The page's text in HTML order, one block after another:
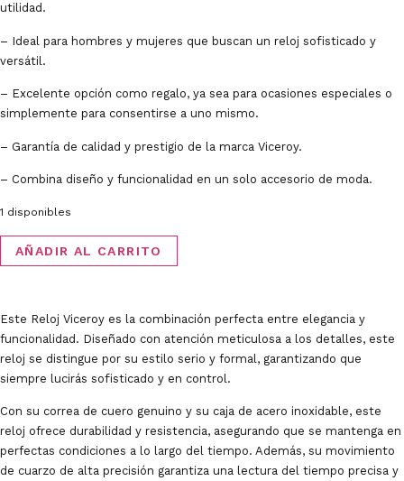
utilidad.
– Ideal para hombres y mujeres que buscan un reloj sofisticado y
versátil.
– Excelente opción como regalo, ya sea para ocasiones especiales o
simplemente para consentirse a uno mismo.
– Garantía de calidad y prestigio de la marca Viceroy.
– Combina diseño y funcionalidad en un solo accesorio de moda.
1 disponibles
AÑADIR AL CARRITO
Este Reloj Viceroy es la combinación perfecta entre elegancia y
funcionalidad. Diseñado con atención meticulosa a los detalles, este
reloj se distingue por su estilo serio y formal, garantizando que
siempre lucirás sofisticado y en control.
Con su correa de cuero genuino y su caja de acero inoxidable, este
reloj ofrece durabilidad y resistencia, asegurando que se mantenga en
perfectas condiciones a lo largo del tiempo. Además, su movimiento
de cuarzo de alta precisión garantiza una lectura del tiempo precisa y